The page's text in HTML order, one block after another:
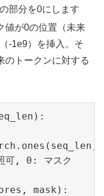
部分を0にします
値が0の位置（未来
-1e9）を挿入。そ
のトークンに対する
, 0: マスク
mask):